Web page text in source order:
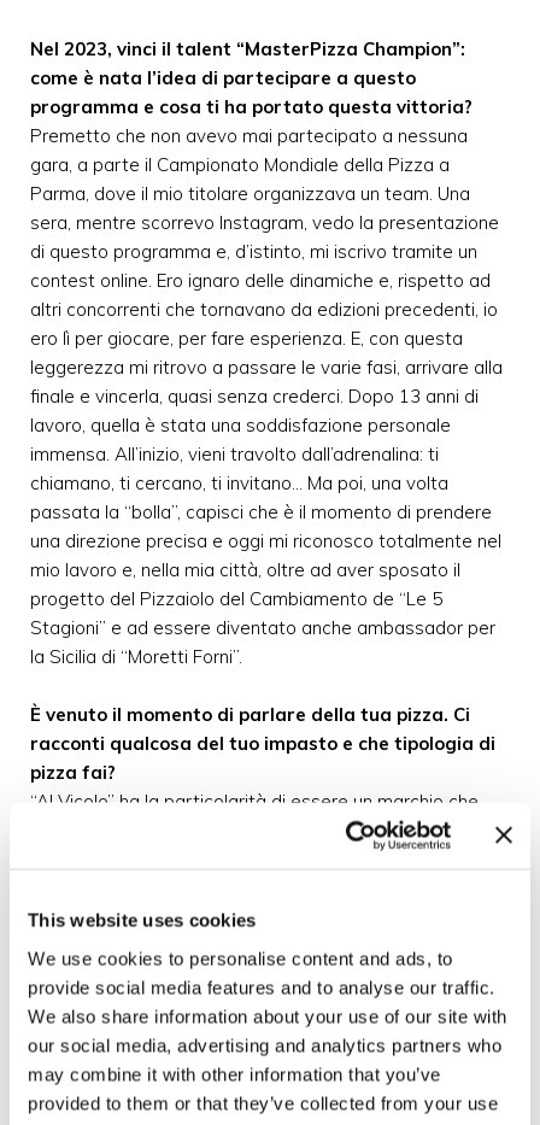
This website uses cookies
We use cookies to personalise content and ads, to
provide social media features and to analyse our traffic.
We also share information about your use of our site with
our social media, advertising and analytics partners who
may combine it with other information that you’ve
provided to them or that they’ve collected from your use
Nel 2023, vinci il talent “MasterPizza Champion”:
come è nata l’idea di partecipare a questo
programma e cosa ti ha portato questa vittoria?
Premetto che non avevo mai partecipato a nessuna
gara, a parte il Campionato Mondiale della Pizza a
Parma, dove il mio titolare organizzava un team. Una
sera, mentre scorrevo Instagram, vedo la presentazione
di questo programma e, d’istinto, mi iscrivo tramite un
contest online. Ero ignaro delle dinamiche e, rispetto ad
altri concorrenti che tornavano da edizioni precedenti, io
ero lì per giocare, per fare esperienza. E, con questa
leggerezza mi ritrovo a passare le varie fasi, arrivare alla
finale e vincerla, quasi senza crederci. Dopo 13 anni di
lavoro, quella è stata una soddisfazione personale
immensa. All’inizio, vieni travolto dall’adrenalina: ti
chiamano, ti cercano, ti invitano… Ma poi, una volta
passata la “bolla”, capisci che è il momento di prendere
una direzione precisa e oggi mi riconosco totalmente nel
mio lavoro e, nella mia città, oltre ad aver sposato il
progetto del Pizzaiolo del Cambiamento de “Le 5
Stagioni” e ad essere diventato anche ambassador per
la Sicilia di “Moretti Forni”.
È venuto il momento di parlare della tua pizza. Ci
racconti qualcosa del tuo impasto e che tipologia di
pizza fai?
“Al Vicolo” ha la particolarità di essere un marchio che
ingloba più realtà, tutte lungo la stessa strada. Dalla
con cui mi diverto molto e anche la versione senza
glutine. La mia è una pizza di ispirazione contemporanea
ma molto più asciutta, non gommosa e con un morso
croccante. Lavoro con grani autoctoni come la Tumminia
ma anche farine multicereali, il kamut e, per la pizza
classica, lavoro i miei impasti con la semola, proprio
come vuole la tradizione siciliana e, in particolare,
catanese dove la pizza si fa con un 50% di semola e il